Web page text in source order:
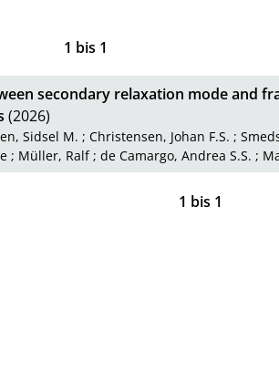
1 bis 1
secondary relaxation mode and
(2026)
Sidsel M. ;Christensen, Johan F.S. ;
; Müller, Ralf; de Camargo, Andrea S.S. ;
1 bis 1